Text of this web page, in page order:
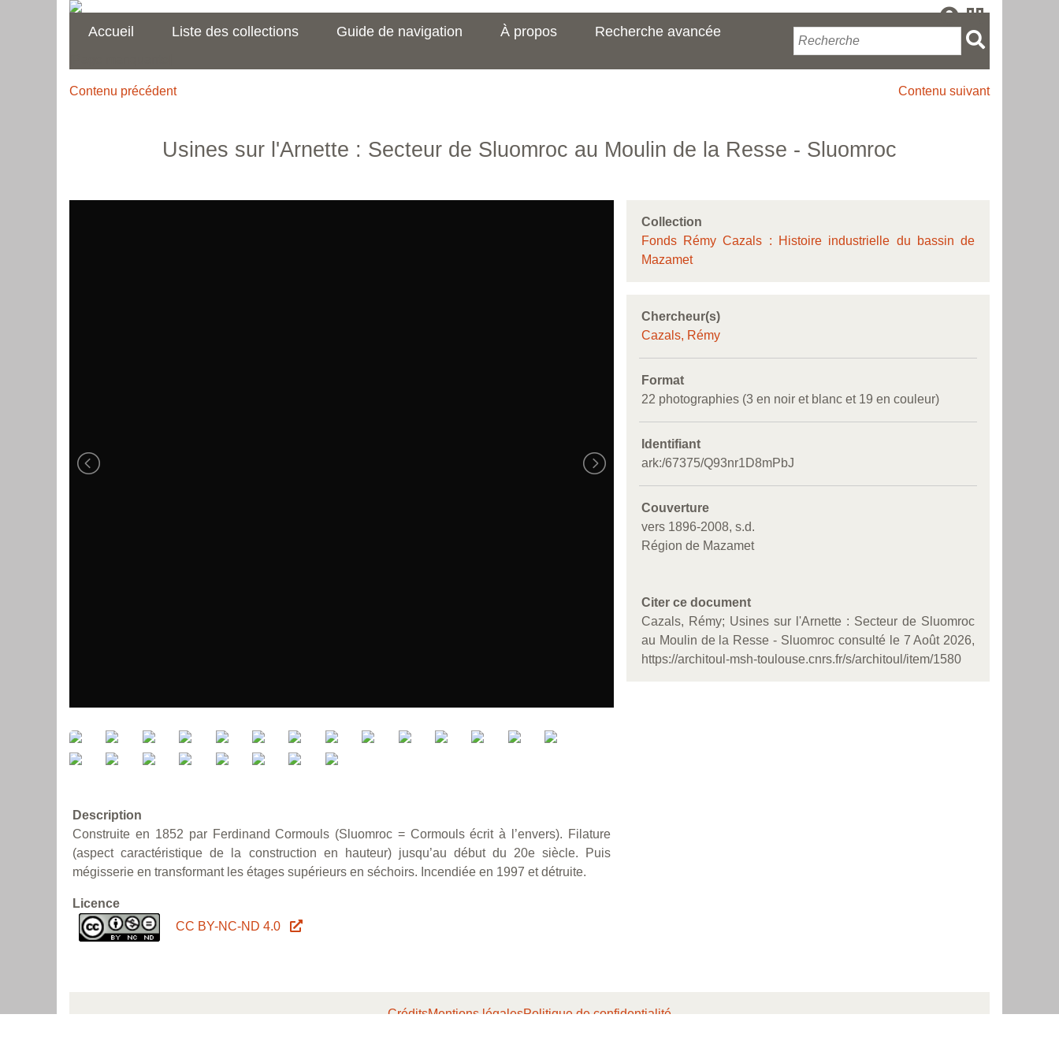
Accueil Liste des collections Guide de navigation À propos Recherche avancée
Contenu précédent Contenu suivant
Usines sur l'Arnette : Secteur de Sluomroc au Moulin de la Resse - Sluomroc
Description
Construite en 1852 par Ferdinand Cormouls (Sluomroc = Cormouls écrit à l’envers). Filature
(aspect caractéristique de la construction en hauteur) jusqu’au début du 20e siècle. Puis
mégisserie en transformant les étages supérieurs en séchoirs. Incendiée en 1997 et détruite.
Licence
CC BY-NC-ND 4.0
Collection
Fonds Rémy Cazals : Histoire industrielle du bassin de
Mazamet
Chercheur(s)
Cazals, Rémy
Format
22 photographies (3 en noir et blanc et 19 en couleur)
Identifiant
ark:/67375/Q93nr1D8mPbJ
Couverture
vers 1896-2008, s.d.
Région de Mazamet
Citer ce document
Cazals, Rémy; Usines sur l'Arnette : Secteur de Sluomroc
au Moulin de la Resse - Sluomroc consulté le 7 Août 2026,
https://architoul-msh-toulouse.cnrs.fr/s/architoul/item/1580
CréditsMentions légalesPolitique de confidentialité